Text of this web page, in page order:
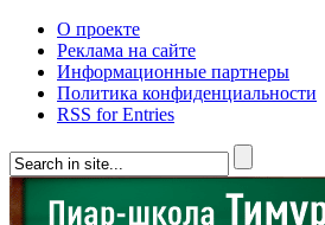
О проекте
Реклама на сайте
Информационные партнеры
Политика конфиденциальности
RSS for Entries